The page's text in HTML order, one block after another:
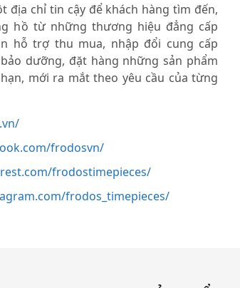
địa chỉ tin cậy để khách hàng tìm đến,
hồ từ những thương hiệu đẳng cấp
hỗ trợ thu mua, nhập đổi cung cấp
dưỡng, đặt hàng những sản phẩm
mới ra mắt theo yêu cầu của từng
frodosvn/
frodostimepieces/
frodos_timepieces/